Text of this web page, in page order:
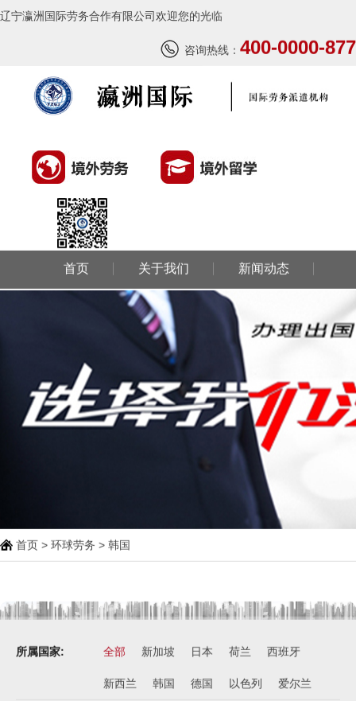
辽宁瀛洲国际劳务合作有限公司欢迎您的光临
咨询热线： 400-0000-877
首页 关于我们 新闻动态
环球留学
联系我们
首页 > 环球劳务 > 韩国
所属国家: 全部 新加坡 日本 荷兰 西班牙
新西兰 韩国 德国 以色列 爱尔兰